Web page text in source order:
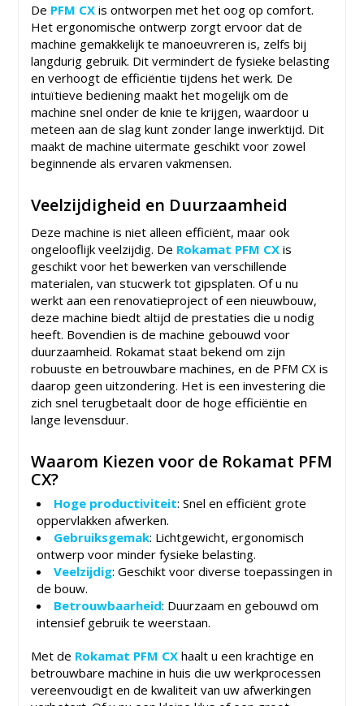
De PFM CX is ontworpen met het oog op comfort.
Het ergonomische ontwerp zorgt ervoor dat de
machine gemakkelijk te manoeuvreren is, zelfs bij
langdurig gebruik. Dit vermindert de fysieke belasting
en verhoogt de efficiëntie tijdens het werk. De
intuïtieve bediening maakt het mogelijk om de
machine snel onder de knie te krijgen, waardoor u
meteen aan de slag kunt zonder lange inwerktijd. Dit
maakt de machine uitermate geschikt voor zowel
beginnende als ervaren vakmensen.
Veelzijdigheid en Duurzaamheid
Deze machine is niet alleen efficiënt, maar ook
ongelooflijk veelzijdig. De Rokamat PFM CX is
geschikt voor het bewerken van verschillende
materialen, van stucwerk tot gipsplaten. Of u nu
werkt aan een renovatieproject of een nieuwbouw,
deze machine biedt altijd de prestaties die u nodig
heeft. Bovendien is de machine gebouwd voor
duurzaamheid. Rokamat staat bekend om zijn
robuuste en betrouwbare machines, en de PFM CX is
daarop geen uitzondering. Het is een investering die
zich snel terugbetaalt door de hoge efficiëntie en
lange levensduur.
Waarom Kiezen voor de Rokamat PFM
CX?
Hoge productiviteit: Snel en efficiënt grote
oppervlakken afwerken.
Gebruiksgemak: Lichtgewicht, ergonomisch
ontwerp voor minder fysieke belasting.
Veelzijdig: Geschikt voor diverse toepassingen in
de bouw.
Betrouwbaarheid: Duurzaam en gebouwd om
intensief gebruik te weerstaan.
Met de Rokamat PFM CX haalt u een krachtige en
betrouwbare machine in huis die uw werkprocessen
vereenvoudigt en de kwaliteit van uw afwerkingen